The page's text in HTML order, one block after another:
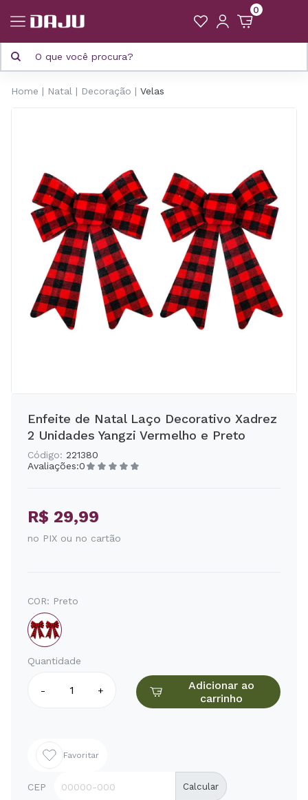
0
Home Natal Decoração Velas
Enfeite de Natal Laço Decorativo Xadrez
2 Unidades Yangzi Vermelho e Preto
Código: 221380
Avaliações:0
R$ 29,99
no PIX ou no cartão
COR: Preto
Quantidade
- +
Adicionar ao
carrinho
Favoritar
CEP Calcular